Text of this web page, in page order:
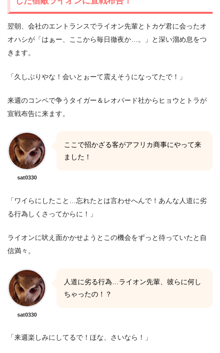
翌朝、会社のエントランスでライオン先輩とトカゲ君に会ったオ
オハシが「はぁー、ここから毎日徹夜か…。」と深い溜め息をつ
きます。
「久しぶりやな！会いとぉーて震えそうになってたで！」
来週のコンペで争うタイガー＆レオパード社からヒョウとトラが
宣戦布告に来ます。
sat0330
ここで招かざる客がアフリカ商事にやって来
ました！
「ワイらにしたこと…忘れたとは言わせへんで！あんな人道に劣
る行為しくさってからに！」
ライオンに吠え面かかせようとこの機会をずっと待っていたと自
信満々。
sat0330
人道に劣る行為…ライオン先輩、彼らに何し
ちゃったの！？
「来週楽しみにしてるで！ほな、さいなら！」